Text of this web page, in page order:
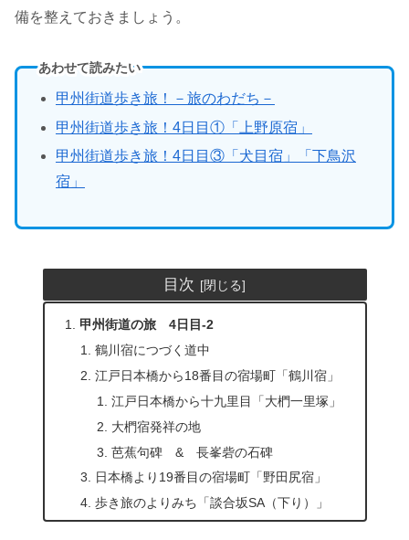
備を整えておきましょう。
あわせて読みたい
甲州街道歩き旅！－旅のわだち－
甲州街道歩き旅！4日目①「上野原宿」
甲州街道歩き旅！4日目③「犬目宿」「下鳥沢
宿」
目次
甲州街道の旅 4日目-2
鶴川宿につづく道中
江戸日本橋から18番目の宿場町「鶴川宿」
江戸日本橋から十九里目「大椚一里塚」
大椚宿発祥の地
芭蕉句碑 & 長峯砦の石碑
日本橋より19番目の宿場町「野田尻宿」
歩き旅のよりみち「談合坂SA（下り）」